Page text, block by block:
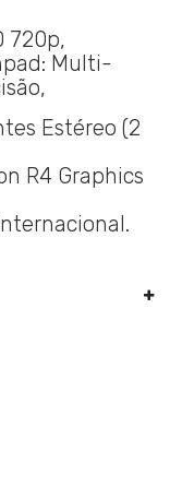
720p,
Multi-
Estéreo (2
R4 Graphics